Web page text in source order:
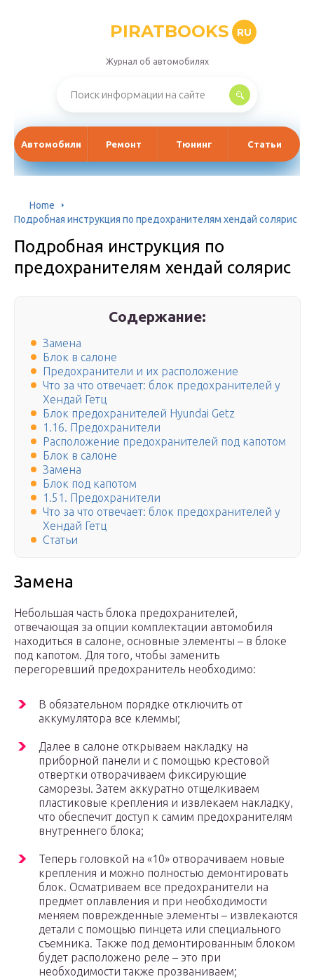
PIRATBOOKS RU
Журнал об автомобилях
Автомобили Ремонт Тюнинг Статьи
Home
Подробная инструкция по предохранителям хендай солярис
Подробная инструкция по
предохранителям хендай солярис
Содержание:
Замена
Блок в салоне
Предохранители и их расположение
Что за что отвечает: блок предохранителей у
Хендай Гетц
Блок предохранителей Hyundai Getz
1.16. Предохранители
Расположение предохранителей под капотом
Блок в салоне
Замена
Блок под капотом
1.51. Предохранители
Что за что отвечает: блок предохранителей у
Хендай Гетц
Статьи
Замена
Небольшая часть блока предохранителей,
отвечающая за опции комплектации автомобиля
находиться в салоне, основные элементы – в блоке
под капотом. Для того, чтобы заменить
перегоревший предохранитель необходимо:
В обязательном порядке отключить от
аккумулятора все клеммы;
Далее в салоне открываем накладку на
приборной панели и с помощью крестовой
отвертки отворачиваем фиксирующие
саморезы. Затем аккуратно отщелкиваем
пластиковые крепления и извлекаем накладку,
что обеспечит доступ к самим предохранителям
внутреннего блока;
Теперь головкой на «10» отворачиваем новые
крепления и можно полностью демонтировать
блок. Осматриваем все предохранители на
предмет оплавления и при необходимости
меняем поврежденные элементы – извлекаются
детали с помощью пинцета или специального
съемника. Также под демонтированным блоком
будет расположено реле – это при
необходимости также прозваниваем;